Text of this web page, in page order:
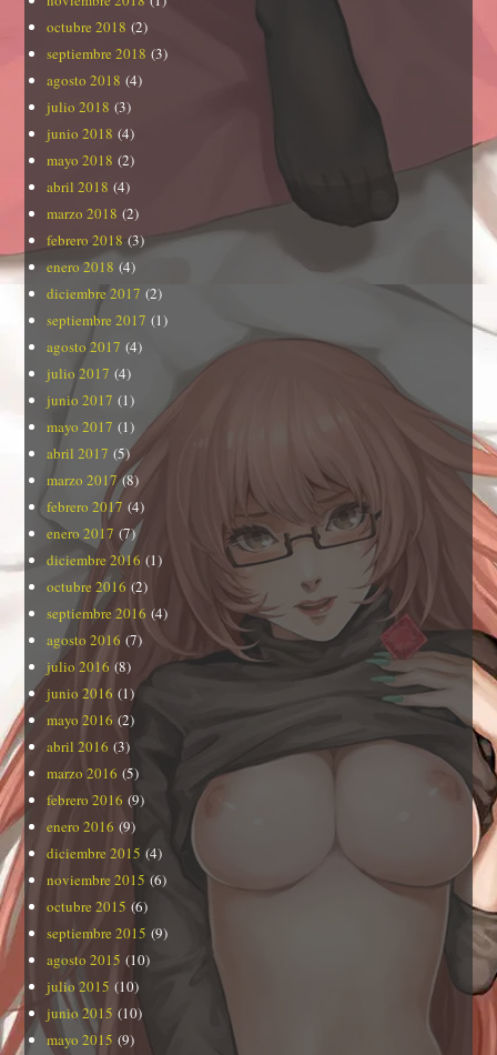
octubre 2018 (2)
septiembre 2018 (3)
agosto 2018 (4)
julio 2018 (3)
junio 2018 (4)
mayo 2018 (2)
abril 2018 (4)
marzo 2018 (2)
febrero 2018 (3)
enero 2018 (4)
diciembre 2017 (2)
septiembre 2017 (1)
agosto 2017 (4)
julio 2017 (4)
junio 2017 (1)
mayo 2017 (1)
abril 2017 (5)
marzo 2017(8)
febrero 2017 (4)
enero 2017 (7)
diciembre 2016 (1)
octubre 2016 (2)
septiembre 2016 (4)
agosto 2016 (7)
julio 2016 (8)
junio 2016 (1)
mayo 2016 (2)
abril 2016 (3)
marzo 2016 (5)
febrero 2016 (9)
enero 2016 (9)
diciembre 2015 (4)
noviembre 2015 (6)
octubre 2015 (6)
septiembre 2015 (9)
agosto 2015 (10)
julio 2015 (10)
junio 2015 (10)
mayo 2015 (9)